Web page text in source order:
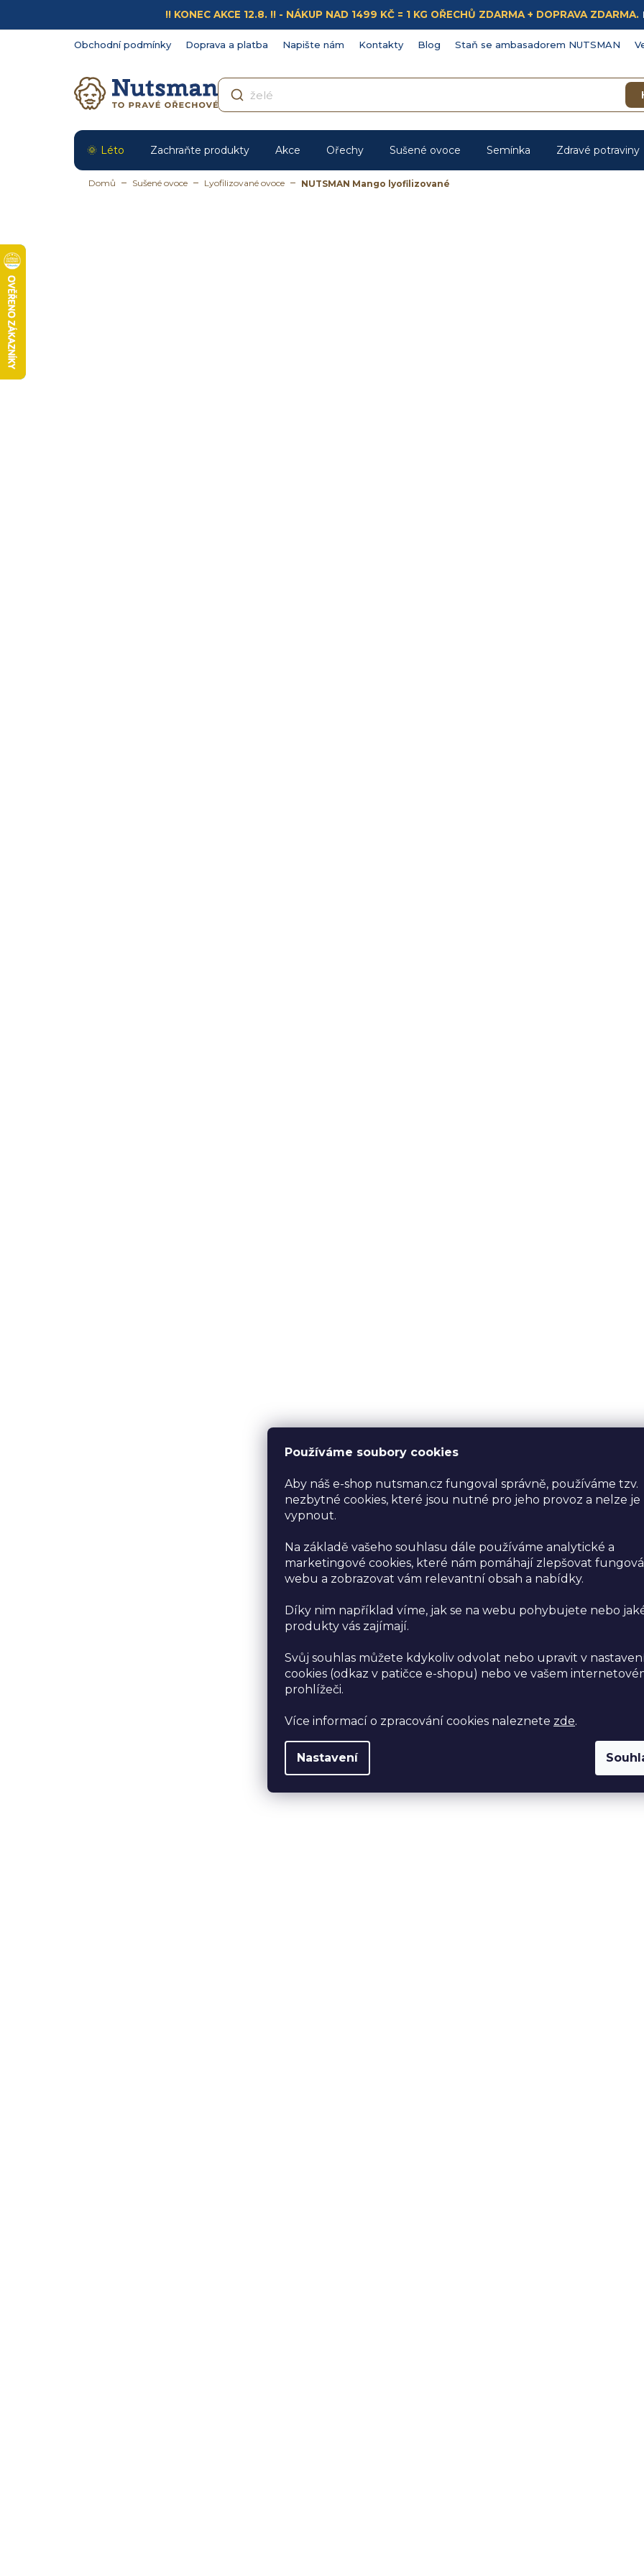
Používáme soubory cookies
Aby náš e-shop nutsman.cz fungoval správně, používáme tzv.
nezbytné cookies, které jsou nutné pro jeho provoz a nelze je
vypnout.
Na základě vašeho souhlasu dále používáme analytické a
marketingové cookies, které nám pomáhají zlepšovat
webu a zobrazovat vám relevantní obsah a nabídky.
Díky nim například víme, jak se na webu pohybujete nebo
produkty vás zajímají.
Svůj souhlas můžete kdykoliv odvolat nebo upravit v
cookies (odkaz v patičce e-shopu) nebo ve vašem
prohlížeči.
Více informací o zpracování cookies naleznete zde.
Nastavení
obsah
!! KONEC AKCE 12.8. !! - NÁKUP NAD 1499 KČ = 1 KG OŘECHŮ ZDARMA + DOPRAVA ZDARMA.
Obchodní podmínky Doprava a platba Napište nám Kontakty Blog Staň se ambasadorem NUTSMAN
Léto Zachraňte produkty Akce Ořechy Sušené ovoce Semínka Zdravé potraviny
Domů Sušené ovoce Lyofilizované ovoce NUTSMAN Mango lyofilizované